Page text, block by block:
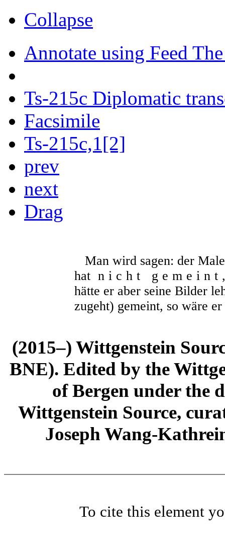
Collapse
Annotate using Feed
Ts-215c Diplomatic
Facsimile
Ts-215c,1[2]
prev
next
Drag
Man wird sagen: der
hat nicht gemeint
hätte er aber seine Bilder
zugeht) gemeint, so wäre
(2015–) Wittgenstein
BNE). Edited by the
of Bergen under the
Wittgenstein Source,
Joseph Wang-
To cite this element